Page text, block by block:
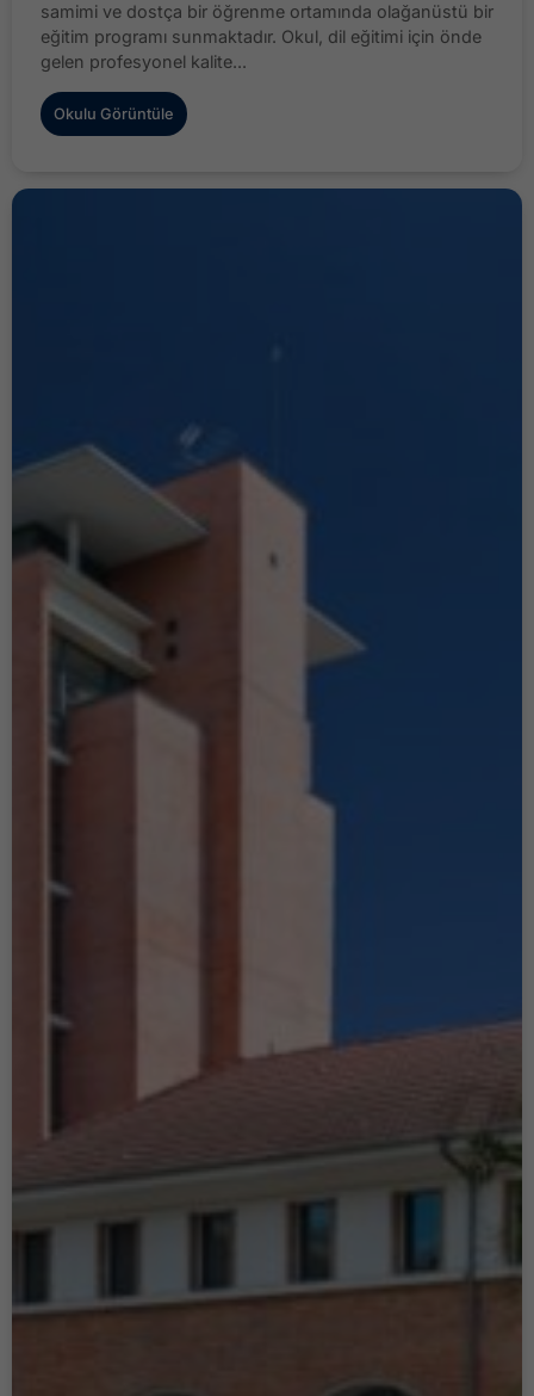
samimi ve dostça bir öğrenme ortamında olağanüstü bir
eğitim programı sunmaktadır. Okul, dil eğitimi için önde
gelen profesyonel kalite...
Okulu Görüntüle